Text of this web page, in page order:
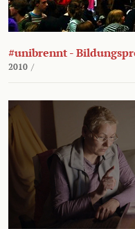
#unibrennt -
2010 /